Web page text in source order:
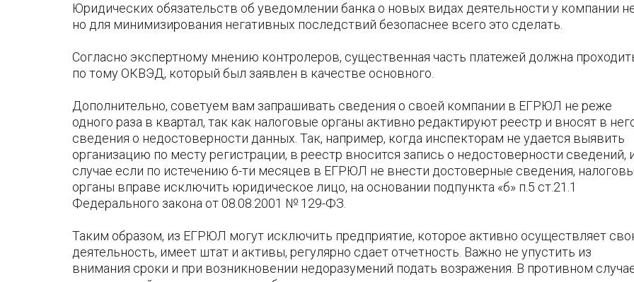
Юридических обязательств об уведомлении банка о новых видах деятельности у компании
но для минимизирования негативных последствий безопаснее всего это сделать.
Согласно экспертному мнению контролеров, существенная часть платежей должна
по тому ОКВЭД, который был заявлен в качестве основного.
Дополнительно, советуем вам запрашивать сведения о своей компании в ЕГРЮЛ не реже
одного раза в квартал, так как налоговые органы активно редактируют реестр и вносят в
сведения о недостоверности данных. Так, например, когда инспекторам не удается выявить
организацию по месту регистрации, в реестр вносится запись о недостоверности сведений,
случае если по истечению 6-ти месяцев в ЕГРЮЛ не внести достоверные сведения,
органы вправе исключить юридическое лицо, на основании подпункта «б» п.5 ст.21.1
Федерального закона от 08.08.2001 № 129-ФЗ.
Таким образом, из ЕГРЮЛ могут исключить предприятие, которое активно осуществляет
деятельность, имеет штат и активы, регулярно сдает отчетность. Важно не упустить из
внимания сроки и при возникновении недоразумений подать возражения. В противном